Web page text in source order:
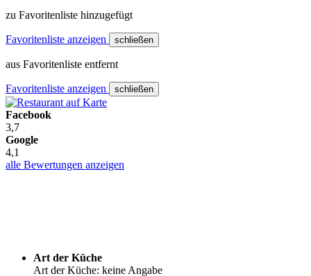
zu Favoritenliste hinzugefügt
Favoritenliste anzeigen schließen
aus Favoritenliste entfernt
Favoritenliste anzeigen schließen
Facebook
3,7
Google
4,1
alle Bewertungen anzeigen
Art der Küche
Art der Küche: keine Angabe